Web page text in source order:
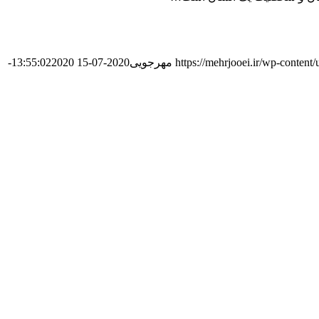
https://mehrjooei.ir/wp- مهرجویی2020-07-15 13:55:02
2020-